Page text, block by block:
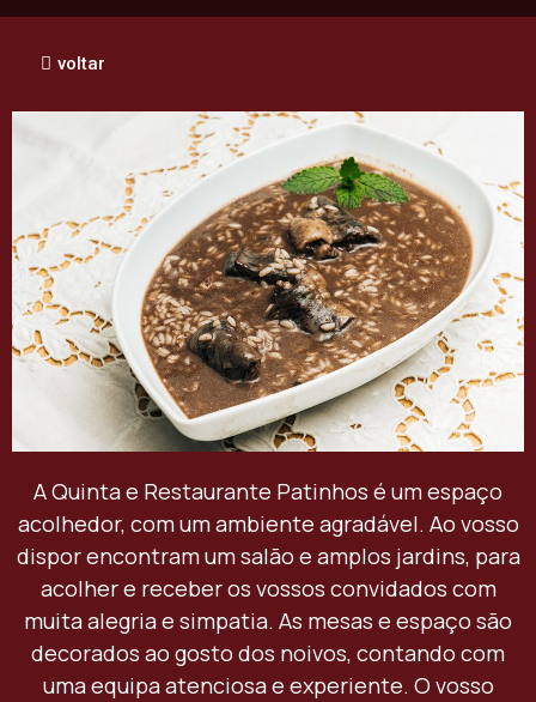
voltar
A Quinta e Restaurante Patinhos é um espaço
acolhedor, com um ambiente agradável. Ao vosso
dispor encontram um salão e amplos jardins, para
acolher e receber os vossos convidados com
muita alegria e simpatia. As mesas e espaço são
decorados ao gosto dos noivos, contando com
uma equipa atenciosa e experiente. O vosso